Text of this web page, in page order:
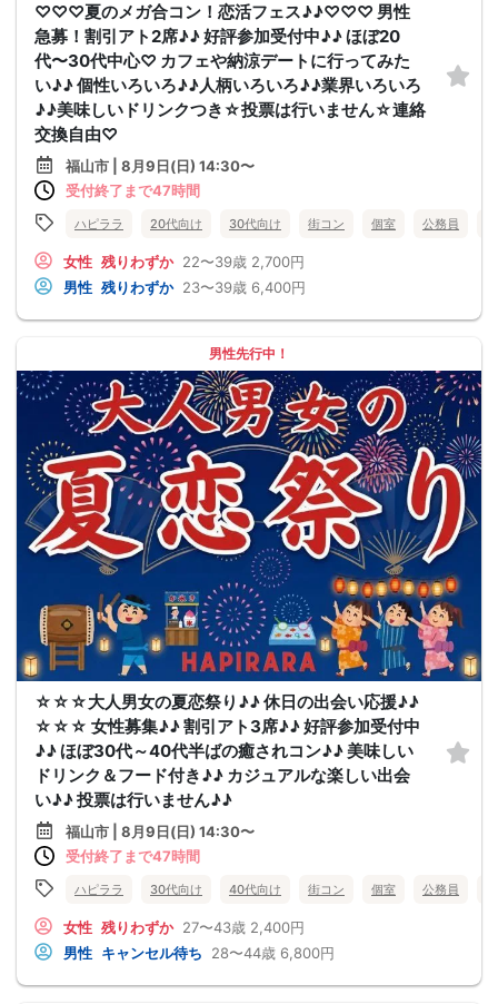
♡♡♡夏のメガ合コン！恋活フェス♪♪♡♡♡ 男性
急募！割引アト2席♪♪ 好評参加受付中♪♪ ほぼ20
代〜30代中心♡ カフェや納涼デートに行ってみた
い♪♪ 個性いろいろ♪♪人柄いろいろ♪♪業界いろいろ
♪♪美味しいドリンクつき☆投票は行いません☆連絡
交換自由♡
福山市 | 8月9日(日) 14:30〜
受付終了まで47時間
ハピララ 20代向け 30代向け 街コン 個室 公務員
女性 残りわずか 22〜39歳 2,700円
男性 残りわずか 23〜39歳 6,400円
男性先行中！
☆☆☆大人男女の夏恋祭り♪♪ 休日の出会い応援♪♪
☆☆☆ 女性募集♪♪ 割引アト3席♪♪ 好評参加受付中
♪♪ ほぼ30代～40代半ばの癒されコン♪♪ 美味しい
ドリンク＆フード付き♪♪ カジュアルな楽しい出会
い♪♪ 投票は行いません♪♪
福山市 | 8月9日(日) 14:30〜
受付終了まで47時間
ハピララ 30代向け 40代向け 街コン 個室 公務員
女性 残りわずか 27〜43歳 2,400円
男性 キャンセル待ち 28〜44歳 6,800円